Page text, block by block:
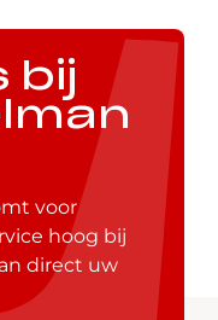
bij
voor
hoog bij
direct uw